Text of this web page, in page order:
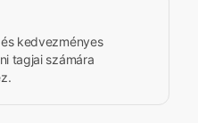
kedvezményes
tagjai számára